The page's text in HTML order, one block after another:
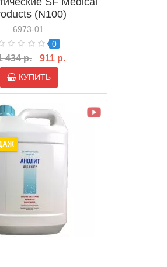
(N100)
6973-01
0
434 р. 911 р.
КУПИТЬ